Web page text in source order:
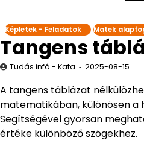
Képletek - Feladatok Matek
Tangens
Tudás infó - Kata 2025-08-15
A tangens táblázat
matematikában, különösen a
Segítségével gyorsan
értéke különböző szögekhez.